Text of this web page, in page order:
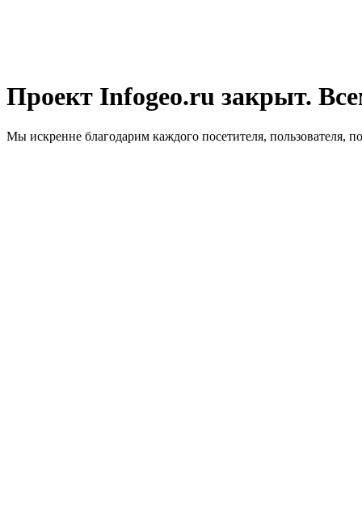
Проект Infogeo.ru закрыт.
Мы искренне благодарим каждого посетителя, пользователя,